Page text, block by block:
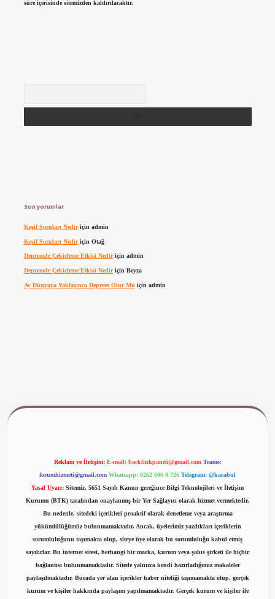
süre içerisinde sitemizden kaldırılacaktır.
Son yorumlar
Keşif Soruları Nediriçin admin
Keşif Soruları Nediriçin Otağ
Depremde Çekiçleme Etkisi Nediriçin admin
Depremde Çekiçleme Etkisi Nediriçin Beyza
Ay Dünyaya Yaklaşınca Deprem Olur Mu için admin
Reklam ve İletişim: E-mail: backlinkpaneli@gmail.com Teams:
forumhizmeti@gmail.com Whatsapp: 0262 606 0 726 Telegram: @karabul
Yasal Uyarı: Sitemiz, 5651 Sayılı Kanun gereğince Bilgi Teknolojileri ve İletişim
Kurumu (BTK) tarafından onaylanmış bir Yer Sağlayıcı olarak hizmet vermektedir.
Bu nedenle, sitedeki içerikleri proaktif olarak denetleme veya araştırma
yükümlülüğümüz bulunmamaktadır. Ancak, üyelerimiz yazdıkları içeriklerin
sorumluluğunu taşımakta olup, siteye üye olarak bu sorumluluğu kabul etmiş
sayılırlar. Bu internet sitesi, herhangi bir marka, kurum veya şahıs şirketi ile hiçbir
bağlantısı bulunmamaktadır. Sitede yalnızca kendi hazırladığımız makaleler
paylaşılmaktadır. Burada yer alan içerikler haber niteliği taşımamakta olup, gerçek
kurum ve kişiler hakkında paylaşım yapılmamaktadır. Gerçek kurum ve kişiler ile